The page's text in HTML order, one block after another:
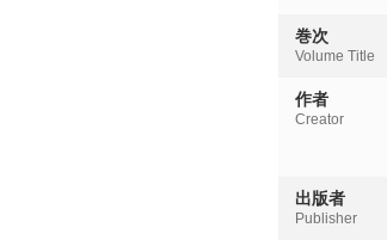
巻次
Volume Title
作者
Creator
出版者
Publisher